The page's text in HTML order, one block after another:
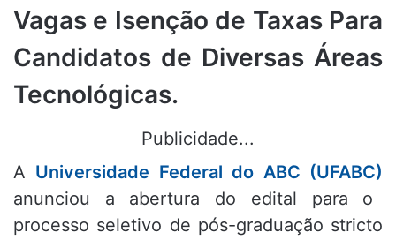
Vagas e Isenção de Taxas Para
Candidatos de Diversas Áreas
Tecnológicas.
Publicidade...
A Universidade Federal do ABC (UFABC)
anunciou a abertura do edital para o
processo seletivo de pós-graduação stricto